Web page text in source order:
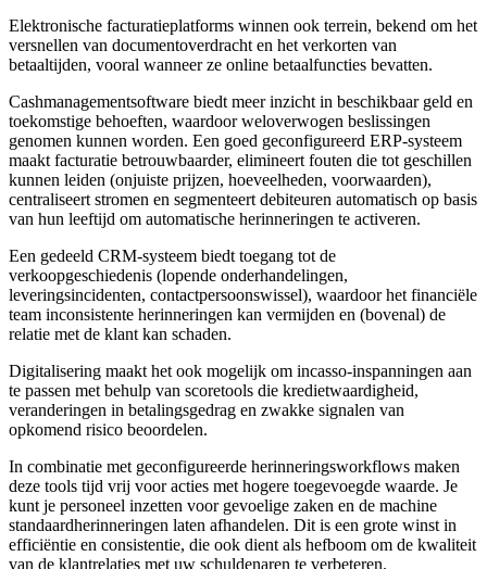
Elektronische facturatieplatforms winnen ook terrein, bekend om het
versnellen van documentoverdracht en het verkorten van
betaaltijden, vooral wanneer ze online betaalfuncties bevatten.
Cashmanagementsoftware biedt meer inzicht in beschikbaar geld en
toekomstige behoeften, waardoor weloverwogen beslissingen
genomen kunnen worden. Een goed geconfigureerd ERP-systeem
maakt facturatie betrouwbaarder, elimineert fouten die tot geschillen
kunnen leiden (onjuiste prijzen, hoeveelheden, voorwaarden),
centraliseert stromen en segmenteert debiteuren automatisch op basis
van hun leeftijd om automatische herinneringen te activeren.
Een gedeeld CRM-systeem biedt toegang tot de
verkoopgeschiedenis (lopende onderhandelingen,
leveringsincidenten, contactpersoonswissel), waardoor het financiële
team inconsistente herinneringen kan vermijden en (bovenal) de
relatie met de klant kan schaden.
Digitalisering maakt het ook mogelijk om incasso-inspanningen aan
te passen met behulp van scoretools die kredietwaardigheid,
veranderingen in betalingsgedrag en zwakke signalen van
opkomend risico beoordelen.
In combinatie met geconfigureerde herinneringsworkflows maken
deze tools tijd vrij voor acties met hogere toegevoegde waarde. Je
kunt je personeel inzetten voor gevoelige zaken en de machine
standaardherinneringen laten afhandelen. Dit is een grote winst in
efficiëntie en consistentie, die ook dient als hefboom om de kwaliteit
van de klantrelaties met uw schuldenaren te verbeteren.